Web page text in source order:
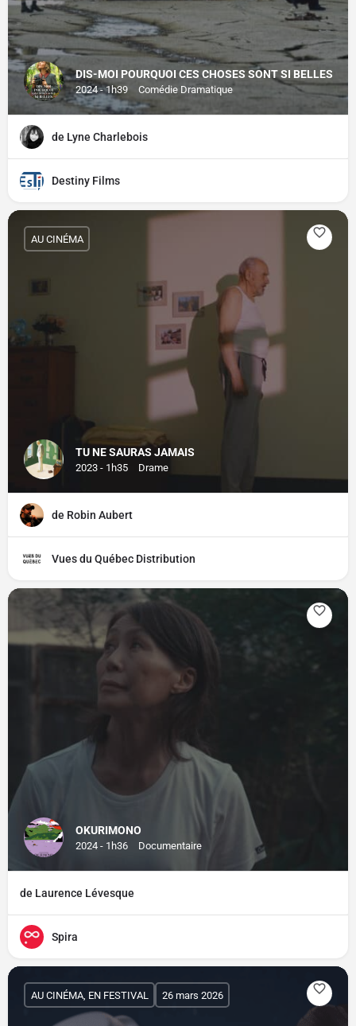
DIS-MOI POURQUOI CES CHOSES SONT SI BELLES
2024 - 1h39 Comédie Dramatique
de Lyne Charlebois
Destiny Films
TU NE SAURAS JAMAIS
2023 - 1h35 Drame
AU CINÉMA
de Robin Aubert
Vues du Québec Distribution
OKURIMONO
2024 - 1h36 Documentaire
de Laurence Lévesque
Spira
AU CINÉMA, EN FESTIVAL 26 mars 2026